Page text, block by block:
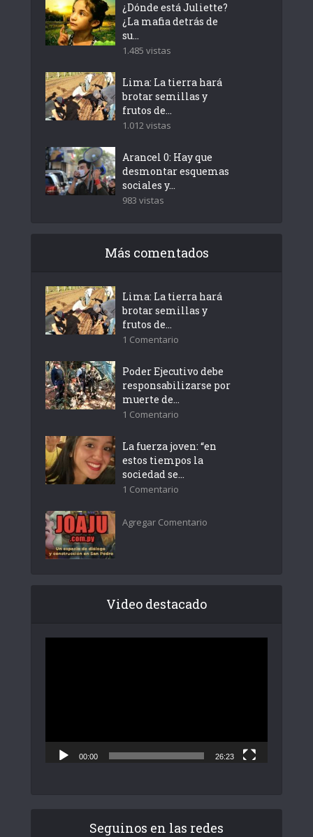
¿Dónde está Juliette?
¿La mafia detrás de
su...
1.485 vistas
Lima: La tierra hará
brotar semillas y
frutos de...
1.012 vistas
Arancel 0: Hay que
desmontar esquemas
sociales y...
983 vistas
Más comentados
Lima: La tierra hará
brotar semillas y
frutos de...
1 Comentario
Poder Ejecutivo debe
responsabilizarse por
muerte de...
1 Comentario
La fuerza joven: “en
estos tiempos la
sociedad se...
1 Comentario
Agregar Comentario
Video destacado
00:00 26:23
Seguinos en las redes